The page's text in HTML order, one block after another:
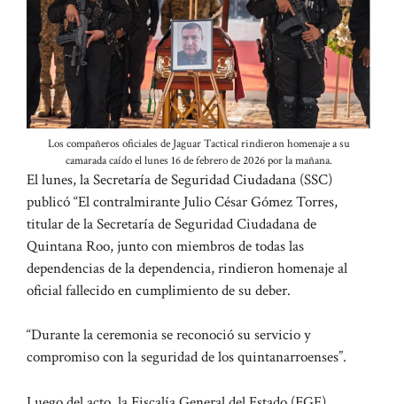
Los compañeros oficiales de Jaguar Tactical rindieron homenaje a su
camarada caído el lunes 16 de febrero de 2026 por la mañana.
El lunes, la Secretaría de Seguridad Ciudadana (SSC)
publicó “El contralmirante Julio César Gómez Torres,
titular de la Secretaría de Seguridad Ciudadana de
Quintana Roo, junto con miembros de todas las
dependencias de la dependencia, rindieron homenaje al
oficial fallecido en cumplimiento de su deber.
“Durante la ceremonia se reconoció su servicio y
compromiso con la seguridad de los quintanarroenses”.